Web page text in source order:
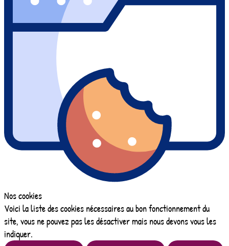
Nos cookies
Voici la liste des cookies nécessaires au bon fonctionnement du
site, vous ne pouvez pas les désactiver mais nous devons vous les
indiquer.